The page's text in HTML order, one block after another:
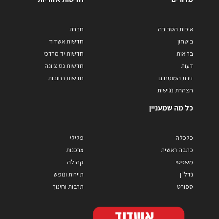
איכות הסביבה
ביטחון
בריאות
דעות
זירת המומחים
הצהרת נגישות
חברה
חדשות אשדוד
חדשות יד מרדכי
חדשות נס ציונה
חדשות רחובות
כל מה שמעניין
כלכלה
כתבה ראשית
משפטי
נדל"ן
ספורט
פלילי
צרכנות
קהילה
תיירות ונופש
תרבות וחינוך